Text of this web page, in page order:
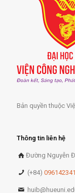
Bản quyền thuộc
Thông tin liên hệ
Đường Nguyễn
(+84)